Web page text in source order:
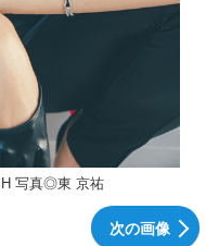
写真◎東 京祐
次の画像